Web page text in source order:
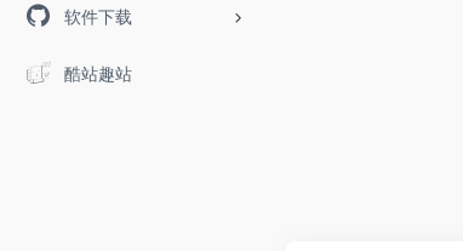
软件下载
酷站趣站